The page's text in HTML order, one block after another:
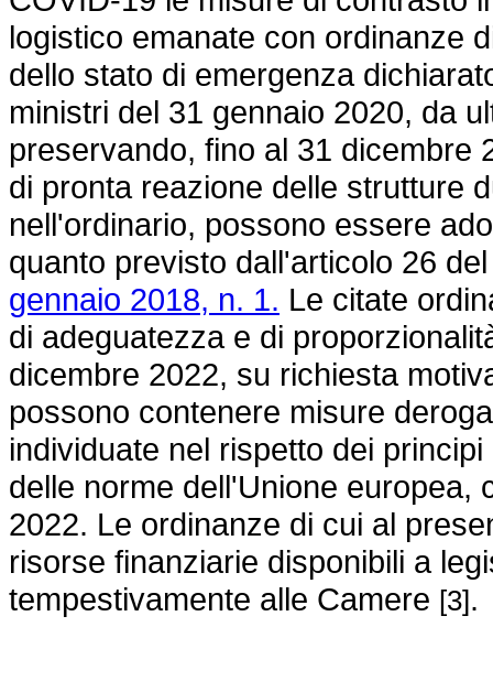
logistico emanate con ordinanze
dello stato di emergenza
ministri del 31 gennaio 2020, da
preservando, fino al 31 dicembre
di pronta reazione delle strutture
nell'ordinario, possono essere
quanto previsto dall'articolo 26
gennaio 2018, n. 1. Le citate
di adeguatezza e di
dicembre 2022, su richiesta
possono contenere misure
individuate nel rispetto dei
delle norme dell'Unione europea,
2022. Le ordinanze di cui al
risorse finanziarie disponibili a
tempestivamente alle Camere [3].